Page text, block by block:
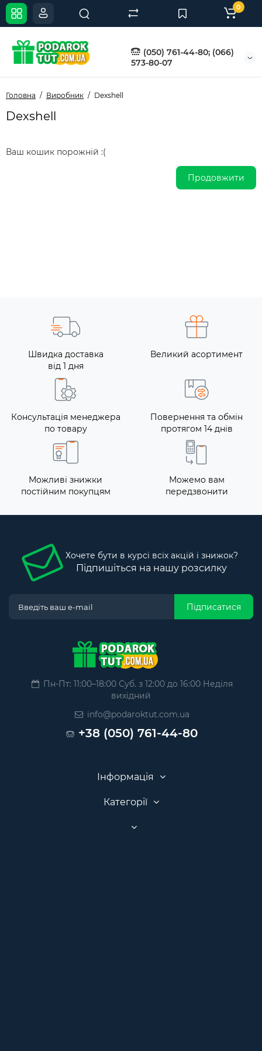
(050) 761-44-80; (066)
573-80-07
0
Головна Виробник Dexshell
Dexshell
Ваш кошик порожній :(
Продовжити
Швидка доставка
від 1 дня
Великий асортимент
Консультація менеджера
по товару
Повернення та обмін
протягом 14 днів
Можливі знижки
постійним покупцям
Можемо вам
передзвонити
Хочете бути в курсі всіх акцій і знижок?
Підпишіться на нашу розсилку
Підписатися
Пн-Пт: 11:00–18:00 Суб. з 12:00 до 16:00 Неділя
вихідний
info@podaroktut.com.ua
+38 (050) 761-44-80
Інформація
Категорії